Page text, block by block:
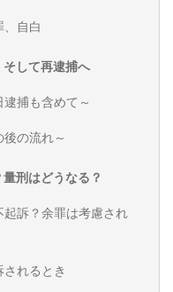
、自白
して再逮捕へ
捕も含めて～
の流れ～
刑はどうなる？
訴？余罪は考慮され
れるとき